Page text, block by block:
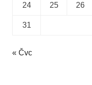
24 25 26
31
« Čvc